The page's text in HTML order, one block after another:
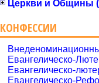
Церкви и Общины
КОНФЕССИИ
Евангелическо-
Евангелическо-
Евангелическо-